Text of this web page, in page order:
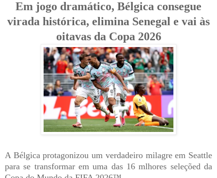
Em jogo dramático, Bélgica consegue
virada histórica, elimina Senegal e vai às
oitavas da Copa 2026
A Bélgica protagonizou um verdadeiro milagre em Seattle
para se transformar em uma das 16 mlhores seleçõed da